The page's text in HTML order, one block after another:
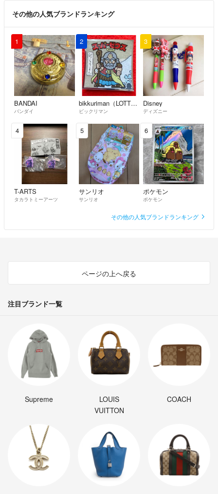
その他の人気ブランドランキング
1
BANDAI
バンダイ
2
bikkuriman（LOTTE）
ビックリマン
3
Disney
ディズニー
4
T-ARTS
タカラトミーアーツ
5
サンリオ
サンリオ
6
ポケモン
ポケモン
その他の人気ブランドランキング
ページの上へ戻る
注目ブランド一覧
Supreme
LOUIS
VUITTON
COACH